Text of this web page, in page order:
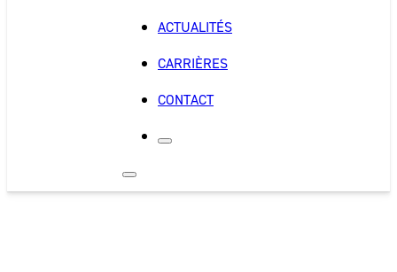
ACTUALITÉS
CARRIÈRES
CONTACT